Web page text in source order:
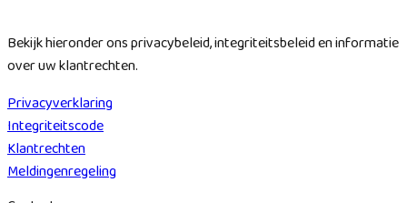
Bekijk hieronder ons privacybeleid, integriteitsbeleid en informatie
over uw klantrechten.
Privacyverklaring
Integriteitscode
Klantrechten
Meldingenregeling